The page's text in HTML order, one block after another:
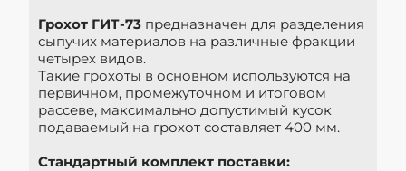
Грохот ГИТ-73 предназначен для разделения
сыпучих материалов на различные фракции
четырех видов.
Такие грохоты в основном используются на
первичном, промежуточном и итоговом
рассеве, максимально допустимый кусок
подаваемый на грохот составляет 400 мм.
Стандартный комплект поставки: